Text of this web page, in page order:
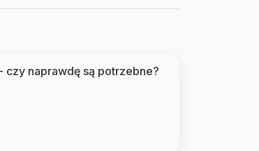
czy naprawdę są potrzebne?